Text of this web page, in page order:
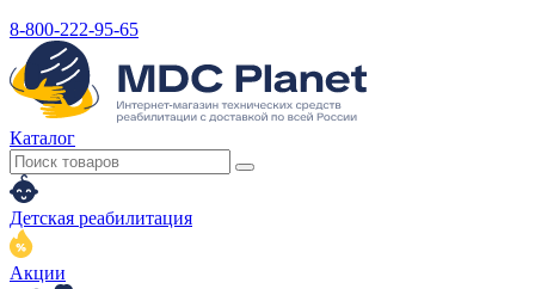
8-800-222-95-65
Каталог
Детская реабилитация
Акции